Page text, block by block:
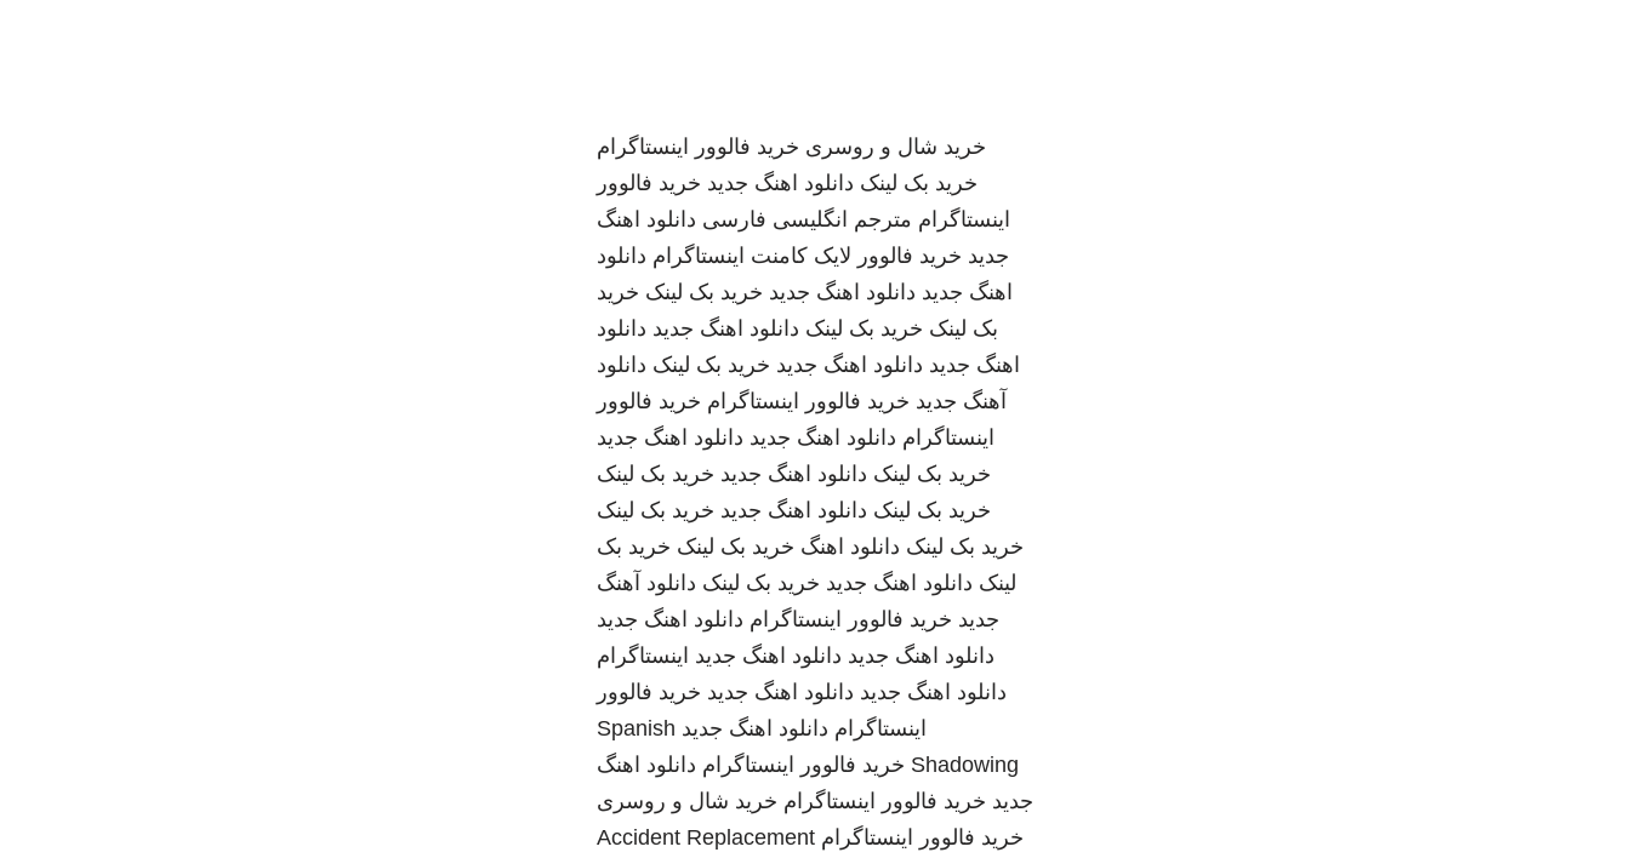
خرید شال و روسری خرید فالوور اینستاگرام
خرید بک لینک دانلود اهنگ جدید خرید فالوور
اینستاگرام مترجم انگلیسی فارسی دانلود اهنگ
جدید خرید فالوور لایک کامنت اینستاگرام دانلود
اهنگ جدید دانلود اهنگ جدید خرید بک لینک خرید
بک لینک خرید بک لینک دانلود اهنگ جدید دانلود
اهنگ جدید دانلود اهنگ جدید خرید بک لینک دانلود
آهنگ جدید خرید فالوور اینستاگرام خرید فالوور
اینستاگرام دانلود اهنگ جدید دانلود اهنگ جدید
خرید بک لینک دانلود اهنگ جدید خرید بک لینک
خرید بک لینک دانلود اهنگ جدید خرید بک لینک
خرید بک لینک دانلود اهنگ خرید بک لینک خرید بک
لینک دانلود اهنگ جدید خرید بک لینک دانلود آهنگ
جدید خرید فالوور اینستاگرام دانلود اهنگ جدید
دانلود اهنگ جدید دانلود اهنگ جدید اینستاگرام
دانلود اهنگ جدید دانلود اهنگ جدید خرید فالوور
اینستاگرام دانلود اهنگ جدید Spanish
Shadowing خرید فالوور اینستاگرام دانلود اهنگ
جدید خرید فالوور اینستاگرام خرید شال و روسری
خرید فالوور اینستاگرام Accident Replacement